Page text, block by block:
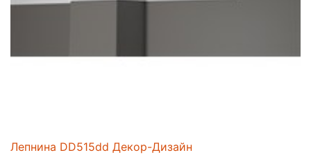
Лепнина DD515dd Декор-Дизайн